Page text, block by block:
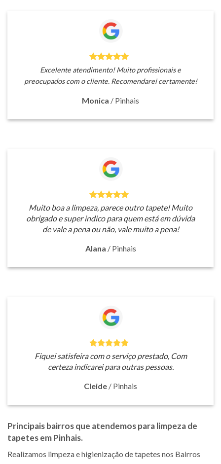
Excelente atendimento! Muito profissionais e
preocupados com o cliente. Recomendarei certamente!
Monica / Pinhais
Muito boa a limpeza, parece outro tapete! Muito
obrigado e super indico para quem está em dúvida
de vale a pena ou não, vale muito a pena!
Alana / Pinhais
Fiquei satisfeira com o serviço prestado, Com
certeza indicarei para outras pessoas.
Cleide / Pinhais
Principais bairros que atendemos para limpeza de
tapetes em Pinhais.
Realizamos limpeza e higienização de tapetes nos Bairros